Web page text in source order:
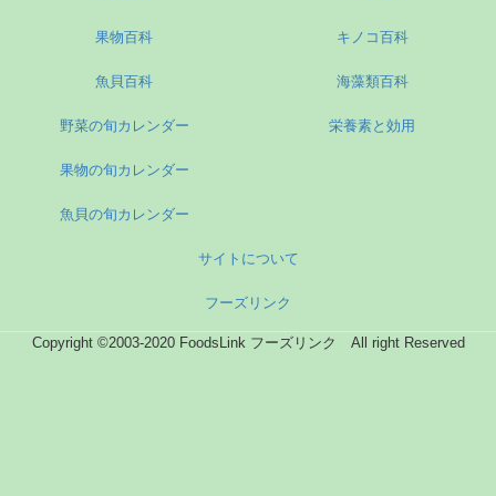
果物百科
魚貝百科
キノコ百科
海藻類百科
野菜の旬カレンダー
果物の旬カレンダー
魚貝の旬カレンダー
栄養素と効用
サイトについて
フーズリンク
Copyright ©2003-2020 FoodsLink フーズリンク All right Reserved